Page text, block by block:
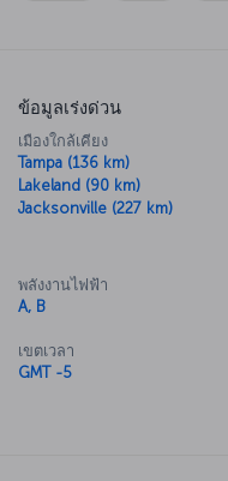
ข้อมูลเร่งด่วน
เมืองใกล้เคียง
Tampa (136 km)
Lakeland (90 km)
Jacksonville (227 km)
พลังงานไฟฟ้า
A, B
เขตเวลา
GMT -5